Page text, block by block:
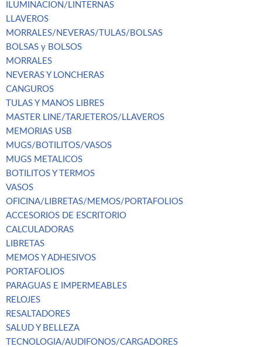
ILUMINACION/LINTERNAS
LLAVEROS
MORRALES/NEVERAS/TULAS/BOLSAS
BOLSAS y BOLSOS
MORRALES
NEVERAS Y LONCHERAS
CANGUROS
TULAS Y MANOS LIBRES
MASTER LINE/TARJETEROS/LLAVEROS
MEMORIAS USB
MUGS/BOTILITOS/VASOS
MUGS METALICOS
BOTILITOS Y TERMOS
VASOS
OFICINA/LIBRETAS/MEMOS/PORTAFOLIOS
ACCESORIOS DE ESCRITORIO
CALCULADORAS
LIBRETAS
MEMOS Y ADHESIVOS
PORTAFOLIOS
PARAGUAS E IMPERMEABLES
RELOJES
RESALTADORES
SALUD Y BELLEZA
TECNOLOGIA/AUDIFONOS/CARGADORES